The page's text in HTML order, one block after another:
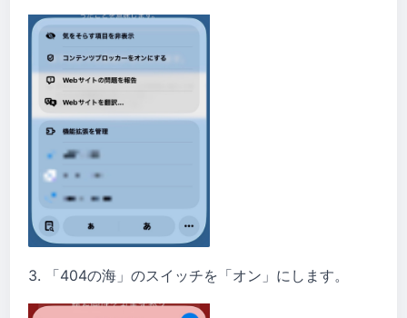
3. 「404の海」のスイッチを「オン」にします。